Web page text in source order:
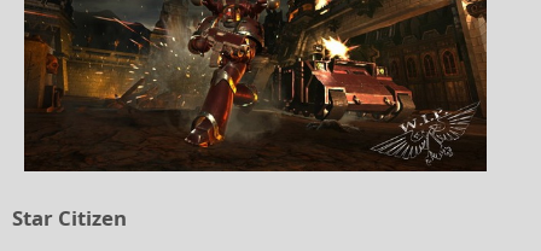
Star Citizen